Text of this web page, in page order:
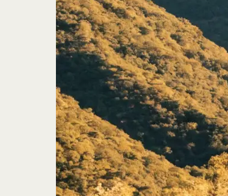
Autos, die im
Car-Videos